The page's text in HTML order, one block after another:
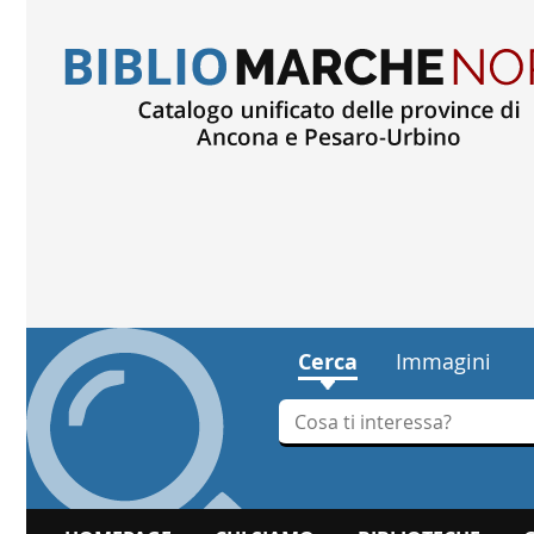
Cerca Immagini
Cerca su "Cerca"